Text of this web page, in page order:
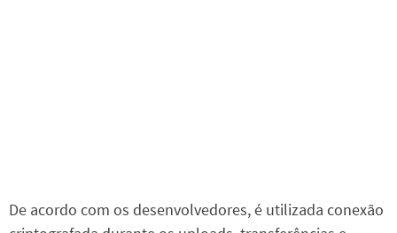
De acordo com os desenvolvedores, é utilizada conexão